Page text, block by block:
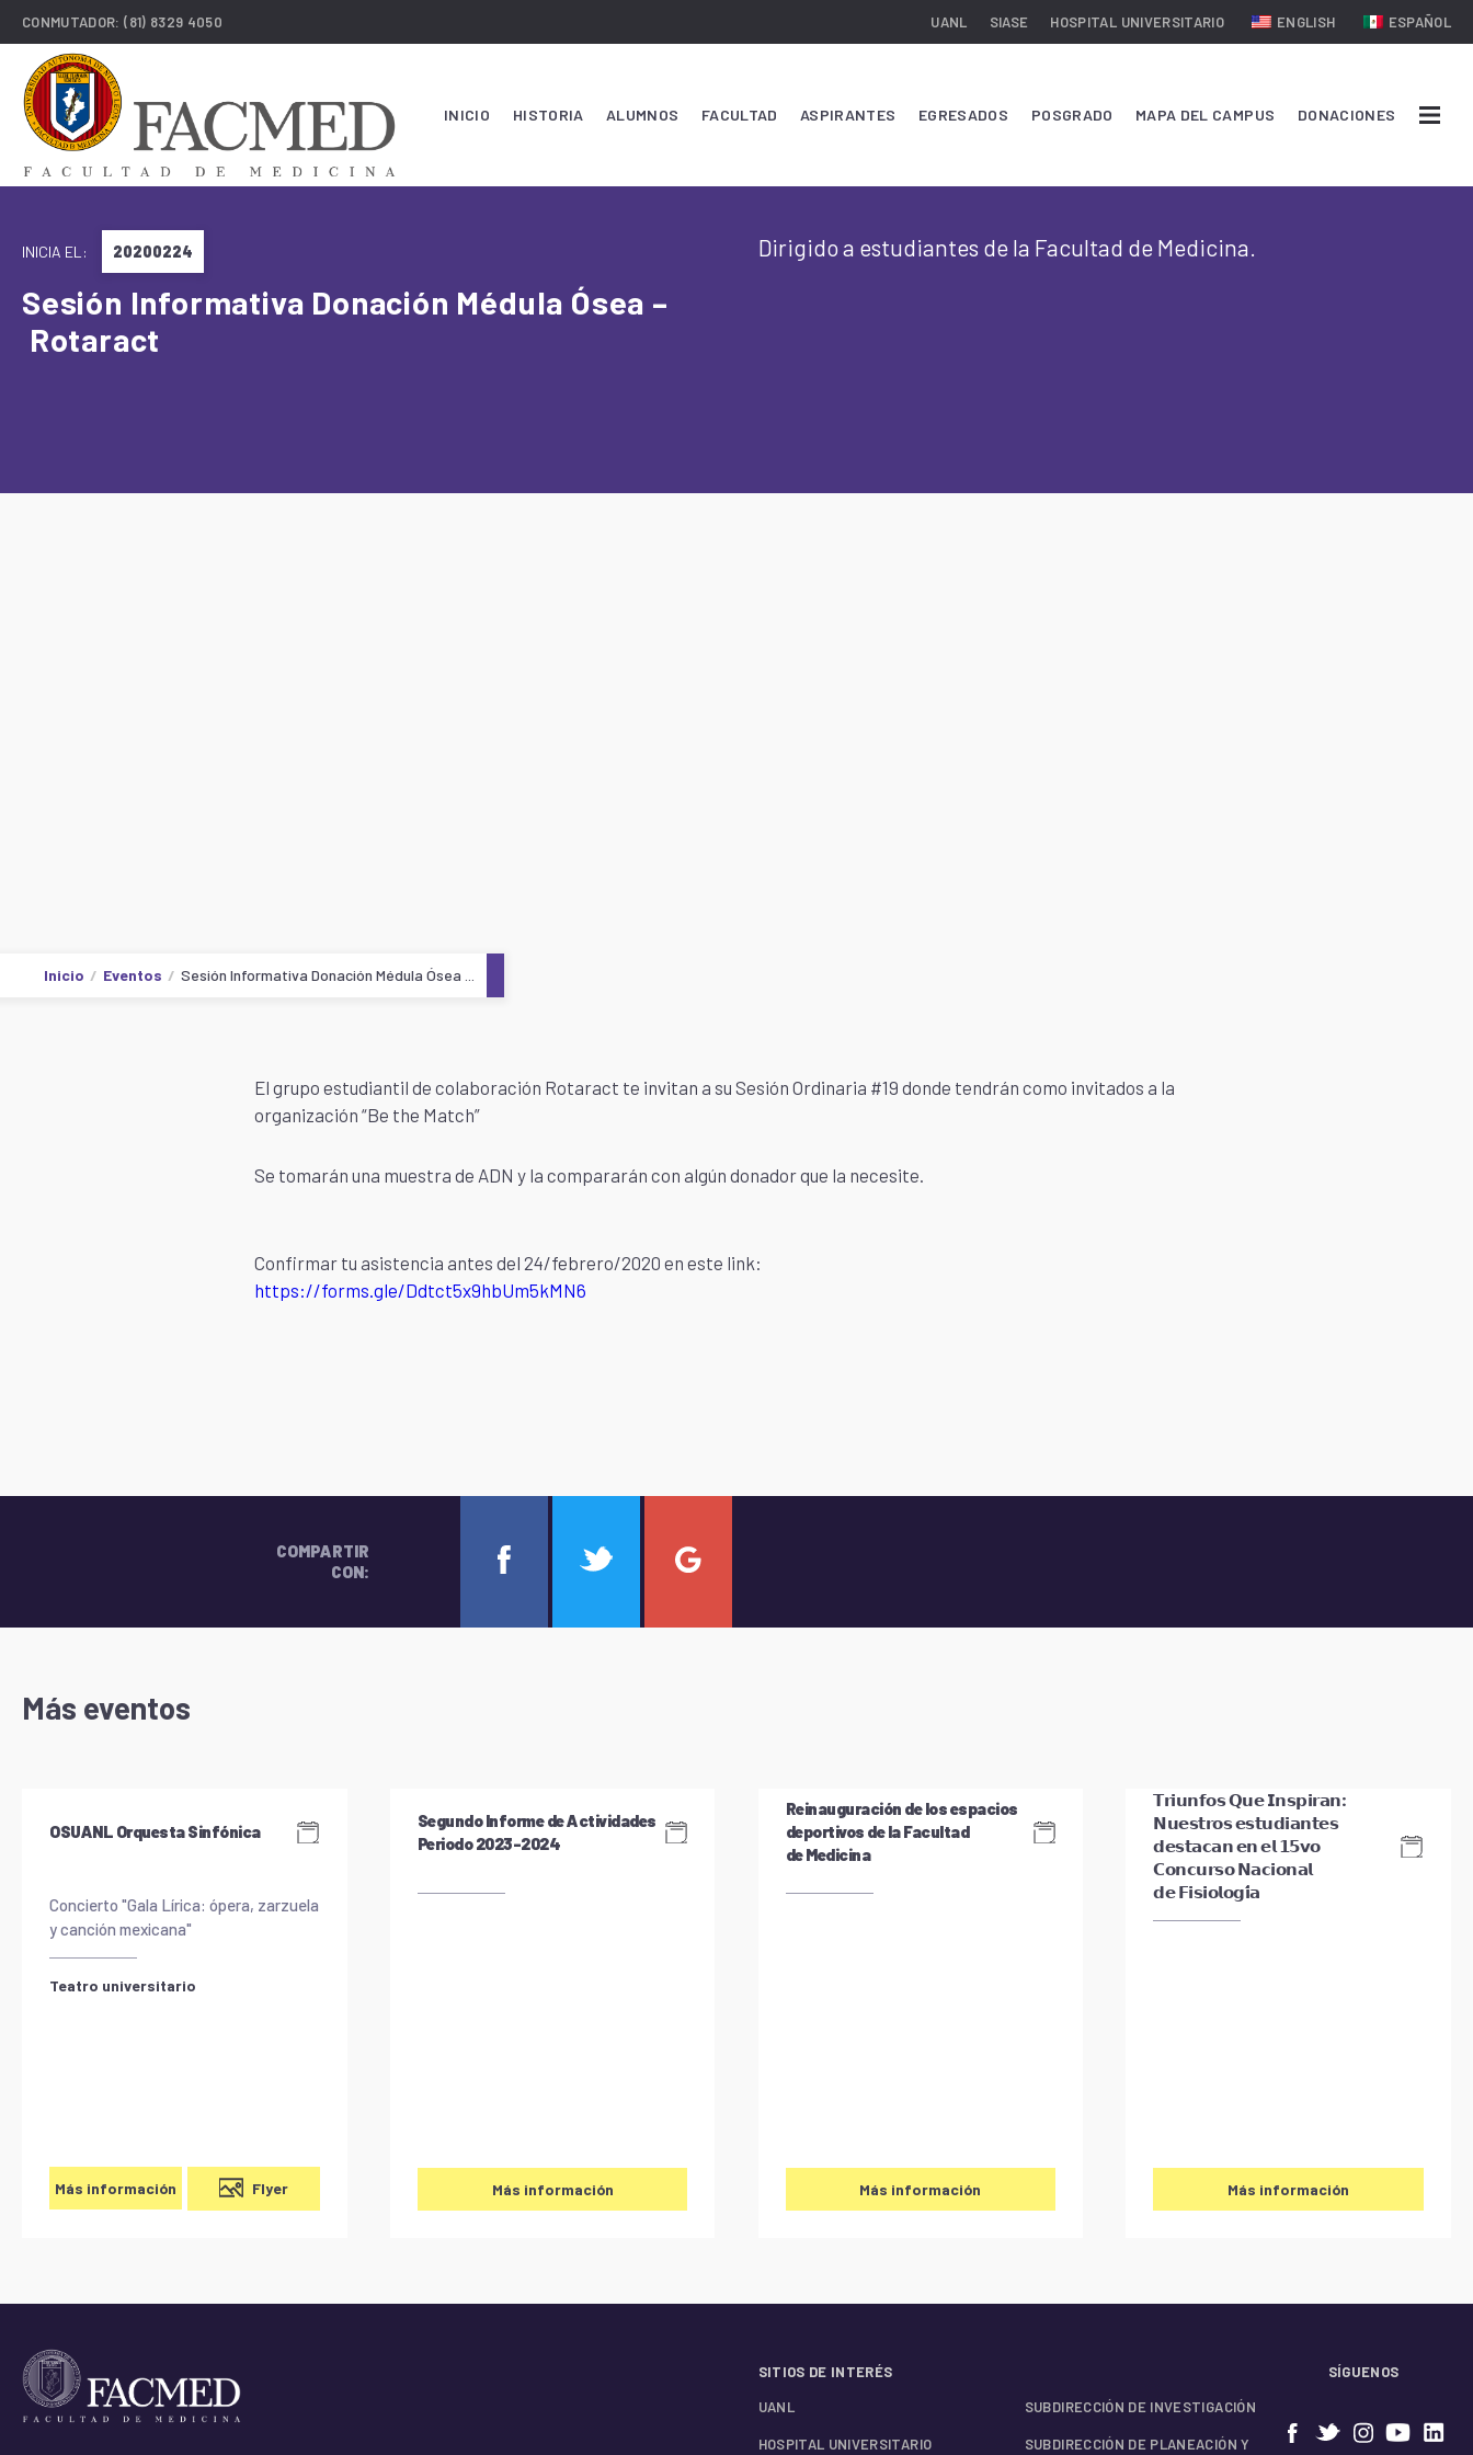
CONMUTADOR:(81) 8329 4050 UANL SIASE HOSPITAL UNIVERSITARIO ENGLISH ESPAÑOL
INICIO HISTORIA ALUMNOS FACULTAD ASPIRANTES EGRESADOS POSGRADO MAPA DEL CAMPUS DONACIONES
INICIA EL: 20200224
Sesión Informativa Donación Médula Ósea –
Rotaract
Dirigido a estudiantes de la Facultad de Medicina.
Inicio Eventos Sesión Informativa Donación Médula Ósea ...
El grupo estudiantil de colaboración Rotaract te invitan a su Sesión Ordinaria #19 donde tendrán como invitados a la
organización “Be the Match”
Se tomarán una muestra de ADN y la compararán con algún donador que la necesite.
Confirmar tu asistencia antes del 24/febrero/2020 en este link:
https://forms.gle/Ddtct5x9hbUm5kMN6
COMPARTIR
CON:
Más eventos
OSUANL Orquesta Sinfónica
Concierto "Gala Lírica: ópera, zarzuela
y canción mexicana"
Teatro universitario
Más información Flyer
Segundo Informe de Actividades
Periodo 2023-2024
Más información
Reinauguración de los espacios
deportivos de la Facultad
de Medicina
Más información
𝗧𝗿𝗶𝘂𝗻𝗳𝗼𝘀 𝗤𝘂𝗲 𝗜𝗻𝘀𝗽𝗶𝗿𝗮𝗻:
𝗡𝘂𝗲𝘀𝘁𝗿𝗼𝘀 𝗲𝘀𝘁𝘂𝗱𝗶𝗮𝗻𝘁𝗲𝘀
𝗱𝗲𝘀𝘁𝗮𝗰𝗮𝗻 𝗲𝗻 𝗲𝗹 𝟭𝟱𝘃𝗼
𝗖𝗼𝗻𝗰𝘂𝗿𝘀𝗼 𝗡𝗮𝗰𝗶𝗼𝗻𝗮𝗹
𝗱𝗲 𝗙𝗶𝘀𝗶𝗼𝗹𝗼𝗴𝗶́𝗮
Más información
SITIOS DE INTERÉS
UANL
HOSPITAL UNIVERSITARIO
SUBDIRECCIÓN DE INVESTIGACIÓN
SUBDIRECCIÓN DE PLANEACIÓN Y
SÍGUENOS